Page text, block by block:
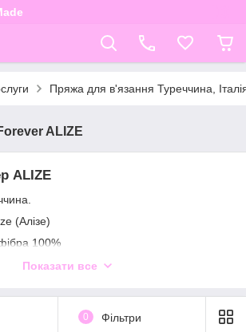
Пряжа для в'язання Туреччина,
ALIZE
ALIZE
(Алізе)
100%
розмір спиць: 2,5 - 3,5
Показати все
0 Фільтри